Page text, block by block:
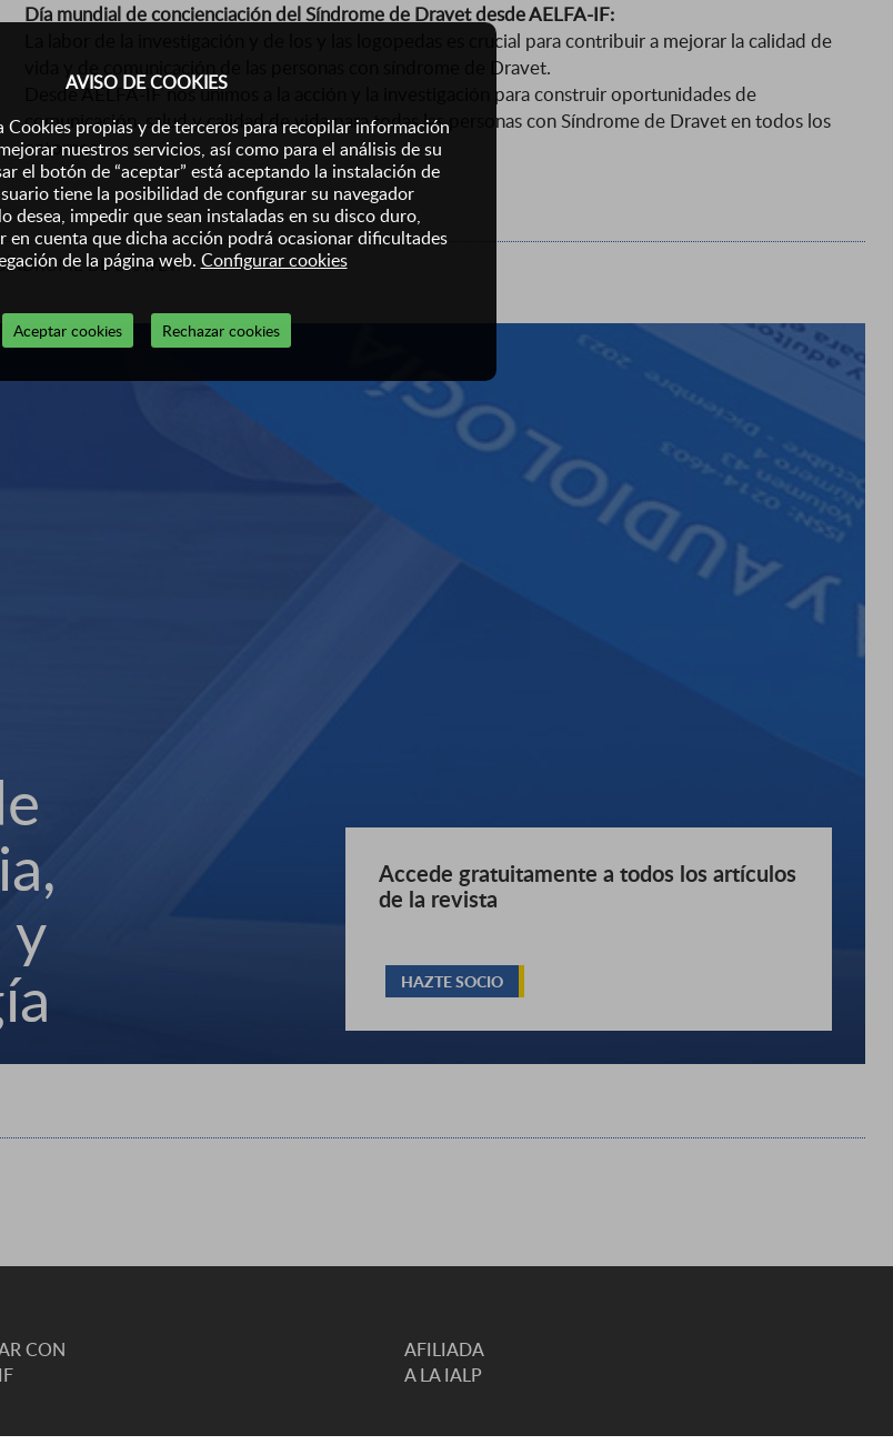
AVISO DE COOKIES
Cookies propias y de terceros para recopilar información
nuestros servicios, así como para el análisis de su
el botón de “aceptar” está aceptando la instalación de
tiene la posibilidad de configurar su navegador
desea, impedir que sean instaladas en su disco duro,
en cuenta que dicha acción podrá ocasionar dificultades
de la página web. Configurar cookies
Aceptar cookies Rechazar cookies
Día mundial de concienciación del Síndrome de Dravet desde AELFA-IF:
La labor de la investigación y de los y las logopedas es crucial para contribuir a mejorar la calidad de
vida y de comunicación de las personas con síndrome de Dravet.
Desde AELFA-IF nos unimos a la acción y la investigación para construir oportunidades de
comunicación, salud y calidad de vida para todas las personas con Síndrome de Dravet en todos los
entornos.
DE DRAVET.
Accede gratuitamente a todos los artículos
de la revista
HAZTE SOCIO
CON
AFILIADA
A LA IALP